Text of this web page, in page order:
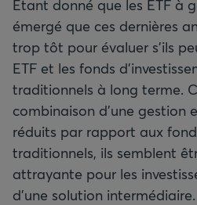
Étant donné que les ETF à
émergé que ces dernières
trop tôt pour évaluer s’ils
ETF et les fonds
traditionnels à long terme.
combinaison d’une gestion
réduits par rapport aux
traditionnels, ils semblent
attrayante pour les
d’une solution intermédiaire.